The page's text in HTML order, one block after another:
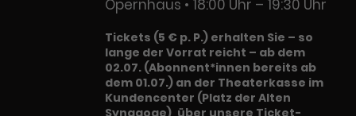
Opernhaus
18:00 Uhr – 19:30 Uhr
Tickets (5 € p. P.) erhalten Sie – so
lange der Vorrat reicht – ab dem
02.07. (Abonnent*innen bereits ab
dem 01.07.) an der Theaterkasse im
Kundencenter (Platz der Alten
Synagoge), über unsere Ticket-